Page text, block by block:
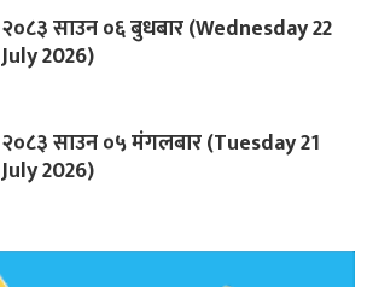
२०८३ साउन ०६ बुधबार (Wednesday 22
July 2026)
२०८३ साउन ०५ मंगलबार (Tuesday 21
July 2026)